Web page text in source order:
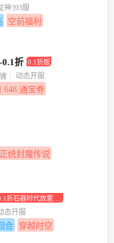
神393服
空前福利
0.1折 0.1折版
动态开服
648 通宝券
正统封魔传说
折石器时代放置回
挂机手游
态开服
合 穿越时空